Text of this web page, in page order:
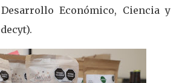
Económico, Ciencia y